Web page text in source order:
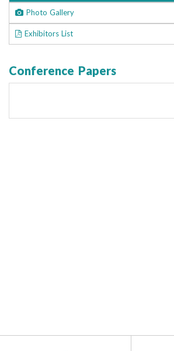
Photo Gallery
Exhibitors List
Conference Papers